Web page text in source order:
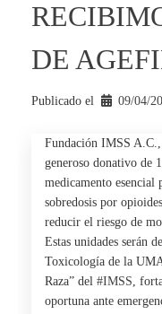
DE
Publicado el 09/04/
Fundación IMSS
generoso donativo de
medicamento esencial
sobredosis por
reducir el riesgo de
Estas unidades serán
Toxicología de la
Raza” del #IMSS ,
oportuna ante